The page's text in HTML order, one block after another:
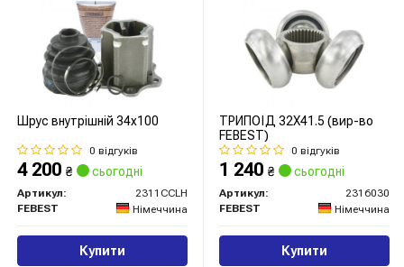
Шрус внутрішній 34x100
0 відгуків
4 200 ₴ сьогодні
Артикул:
2311CCLH
FEBEST
Німеччина
Купити
ТРИПОЇД 32X41.5 (вир-во
FEBEST)
0 відгуків
1 240 ₴ сьогодні
Артикул:
2316030
FEBEST
Німеччина
Купити